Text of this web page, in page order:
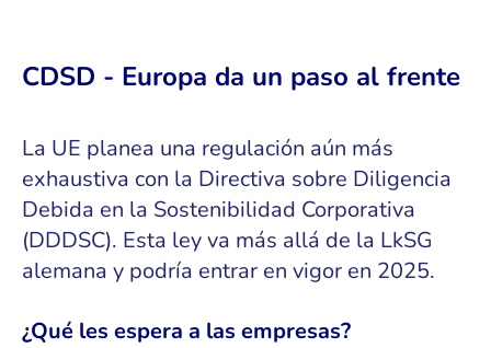
CDSD - Europa da un paso al frente
La UE planea una regulación aún más
exhaustiva con la Directiva sobre Diligencia
Debida en la Sostenibilidad Corporativa
(DDDSC). Esta ley va más allá de la LkSG
alemana y podría entrar en vigor en 2025.
¿Qué les espera a las empresas?